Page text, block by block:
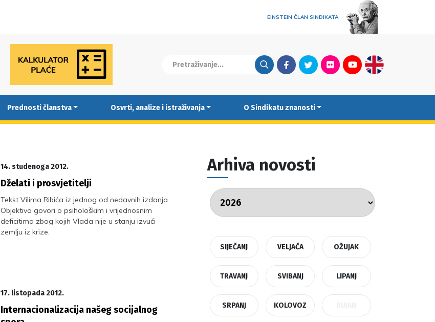
EINSTEIN ČLAN SINDIKATA
FacebookTwitterFlickrYoutubeEnglish
Prednosti članstva Osvrti, analize i istraživanja O Sindikatu znanosti
14. studenoga 2012.
Dželati i prosvjetitelji
Tekst Vilima Ribića iz jednog od nedavnih izdanja
Objektiva govori o psihološkim i vrijednosnim
deficitima zbog kojih Vlada nije u stanju izvući
zemlju iz krize.
17. listopada 2012.
Internacionalizacija našeg socijalnog
Arhiva novosti
SIJEČANJ VELJAČA OŽUJAK
TRAVANJ SVIBANJ LIPANJ
SRPANJ KOLOVOZ